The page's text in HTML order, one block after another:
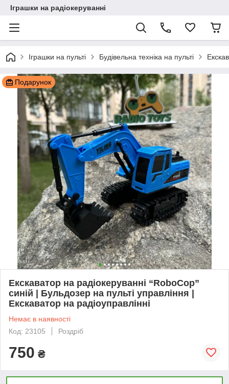
Іграшки на радіокеруванні
Іграшки на пульті Будівельна техніка на пульті
Подарунок
Екскаватор на радіокеруванні “RoboCop”
синій | Бульдозер на пульті управління |
Екскаватор на радіоуправлінні
Немає в наявності
Код: 23105
Роздріб
750 ₴